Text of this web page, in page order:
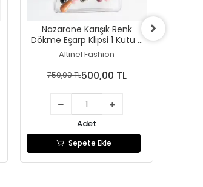
Nazarone Karışık Renk
Dökme Eşarp Klipsi 1 Kutu -
(100 adet) - (Eİ01-19)
Altınel Fashion
750,00 TL500,00 TL
Adet
Sepete Ekle